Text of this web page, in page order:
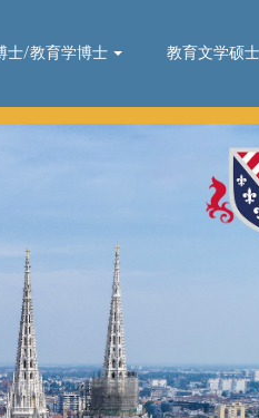
士/教育学博士 教育文学硕